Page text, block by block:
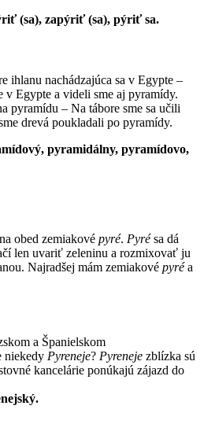
(sa), zapýriť (sa), pýriť sa.
ihlanu nachádzajúca sa v Egypte –
v Egypte a videli sme aj pyramídy.
pyramídu – Na tábore sme sa učili
drevá poukladali po pyramídy.
pyramidálny, pyramídovo,
obed zemiakové pyré. Pyrésa dá
len uvariť zeleninu a rozmixovať ju
Najradšej mám zemiakové pyréa
a Španielskom
niekedy Pyreneje? Pyreneje zblízka sú
kancelárie ponúkajú zájazd do